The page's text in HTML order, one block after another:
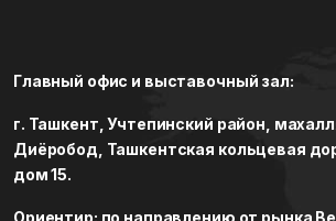
Главный офис и выставочный зал:
г. Ташкент, Учтепинский район,
Диёробод, Ташкентская кольцевая
дом 15.
Ориентир: по направлению от рынка